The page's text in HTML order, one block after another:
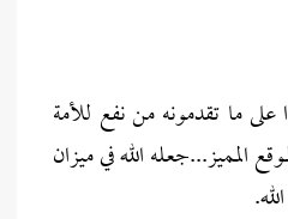
على ما تقدمونه من نفع للأمة
المميز...جعله الله في ميزان